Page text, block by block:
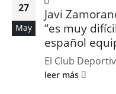
27
May
Javi
“es muy
español
El Club
leer más